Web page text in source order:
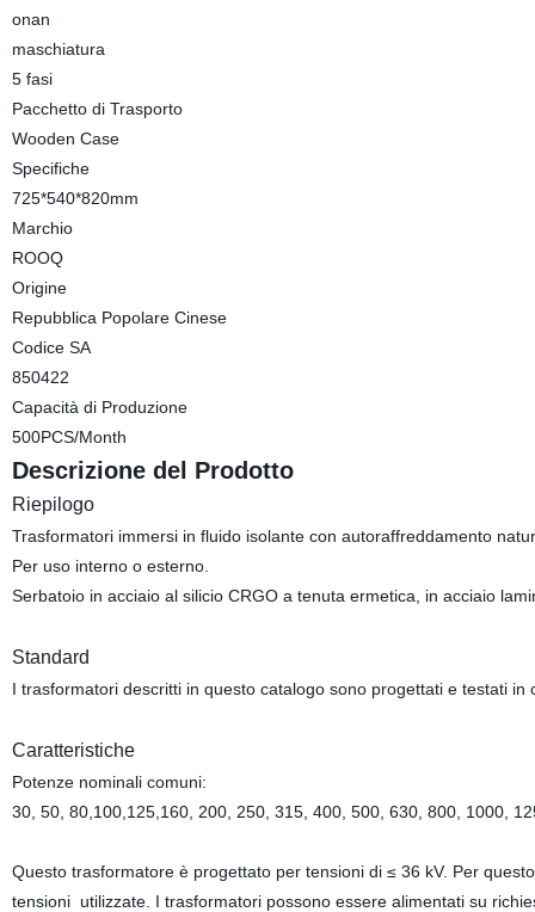
onan
maschiatura
5 fasi
Pacchetto di Trasporto
Wooden Case
Specifiche
725*540*820mm
Marchio
ROOQ
Origine
Repubblica Popolare Cinese
Codice SA
850422
Capacità di Produzione
500PCS/Month
Descrizione del Prodotto
Riepilogo
Trasformatori immersi in fluido isolante con autoraffreddamento
Per uso interno o esterno.
Serbatoio in acciaio al silicio CRGO a tenuta ermetica, in acciaio
Standard
I trasformatori descritti in questo catalogo sono progettati e testati in
Caratteristiche
Potenze nominali comuni:
30, 50, 80,100,125,160, 200, 250, 315, 400, 500, 630, 800, 1000,
Questo trasformatore è progettato per tensioni di ≤ 36 kV. Per
tensioni utilizzate. I trasformatori possono essere alimentati su